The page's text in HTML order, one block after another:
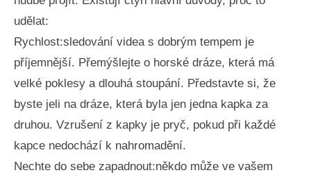
udělat:
Rychlost:sledování videa s dobrým tempem je
příjemnější. Přemýšlejte o horské dráze, která má
velké poklesy a dlouhá stoupání. Představte si, že
byste jeli na dráze, která byla jen jedna kapka za
druhou. Vzrušení z kapky je pryč, pokud při každé
kapce nedochází k nahromadění.
Nechte do sebe zapadnout:někdo může ve vašem